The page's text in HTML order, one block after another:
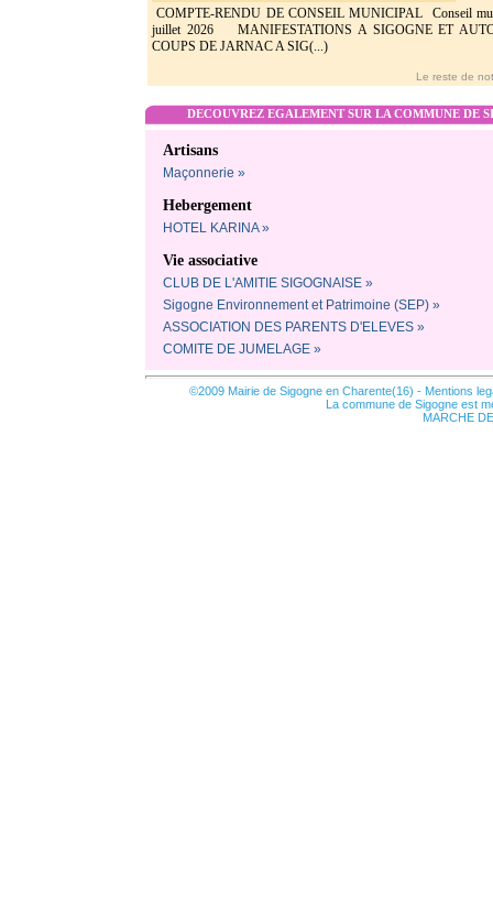
COMPTE-RENDU DE CONSEIL MUNICIPAL Conseil
juillet 2026 MANIFESTATIONS A SIGOGNE ET
COUPS DE JARNAC A SIG(...)
Le reste de
DECOUVREZ EGALEMENT SUR LA COMMUNE DE
Artisans
Maçonnerie »
Hebergement
HOTEL KARINA »
Vie associative
CLUB DE L'AMITIE SIGOGNAISE »
Sigogne Environnement et Patrimoine (SEP) »
ASSOCIATION DES PARENTS D'ELEVES »
COMITE DE JUMELAGE »
©2009 Mairie de Sigogne en Charente(16) - Mentions
La commune de Sigogne est
MARCHE